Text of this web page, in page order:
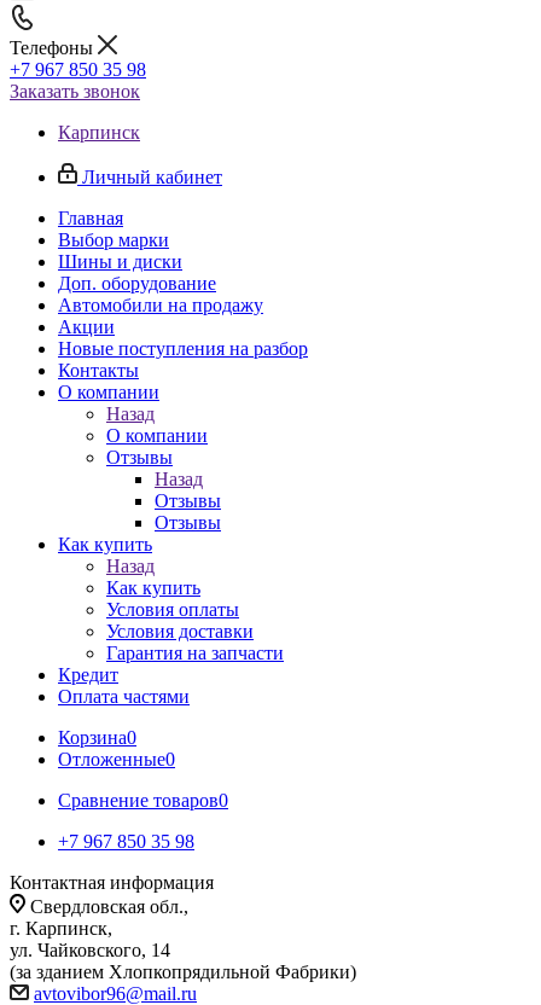
Телефоны
+7 967 850 35 98
Заказать звонок
Карпинск
Личный кабинет
Главная
Выбор марки
Шины и диски
Доп. оборудование
Автомобили на продажу
Акции
Новые поступления на разбор
Контакты
О компании
Назад
О компании
Отзывы
Назад
Отзывы
Отзывы
Как купить
Назад
Как купить
Условия оплаты
Условия доставки
Гарантия на запчасти
Кредит
Оплата частями
Корзина0
Отложенные0
Сравнение товаров0
+7 967 850 35 98
Контактная информация
Свердловская обл.,
г. Карпинск,
ул. Чайковского, 14
(за зданием Хлопкопрядильной Фабрики)
avtovibor96@mail.ru